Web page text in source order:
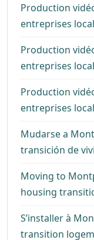
Production
entreprises
Production
entreprises
Production
entreprises
Mudarse a
transición de
Moving to
housing
S’installer à
transition